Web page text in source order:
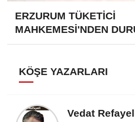
ERZURUM TÜKETİCİ
MAHKEMESİ'NDEN
KÖŞE YAZARLARI
Vedat